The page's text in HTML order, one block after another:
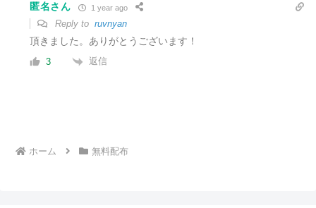
匿名さん 1 year ago
Reply to ruvnyan
頂きました。ありがとうございます！
3 返信
ホーム 無料配布